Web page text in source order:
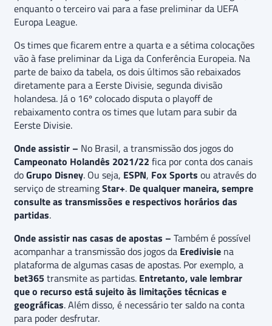
enquanto o terceiro vai para a fase preliminar da UEFA
Europa League.
Os times que ficarem entre a quarta e a sétima colocações
vão à fase preliminar da Liga da Conferência Europeia. Na
parte de baixo da tabela, os dois últimos são rebaixados
diretamente para a Eerste Divisie, segunda divisão
holandesa. Já o 16º colocado disputa o playoff de
rebaixamento contra os times que lutam para subir da
Eerste Divisie.
Onde assistir – No Brasil, a transmissão dos jogos do
Campeonato Holandês 2021/22 fica por conta dos canais
doGrupo Disney. Ou seja, ESPN, Fox Sports ou através do
serviço de streamingStar+. De qualquer maneira, sempre
consulte as transmissões e respectivos horários das
partidas.
Onde assistir nas casas de apostas – Também é possível
acompanhar a transmissão dos jogos da Eredivisie na
plataforma de algumas casas de apostas. Por exemplo, a
bet365transmite as partidas. Entretanto, vale lembrar
que o recurso está sujeito às limitações técnicas e
geográficas. Além disso, é necessário ter saldo na conta
para poder desfrutar.